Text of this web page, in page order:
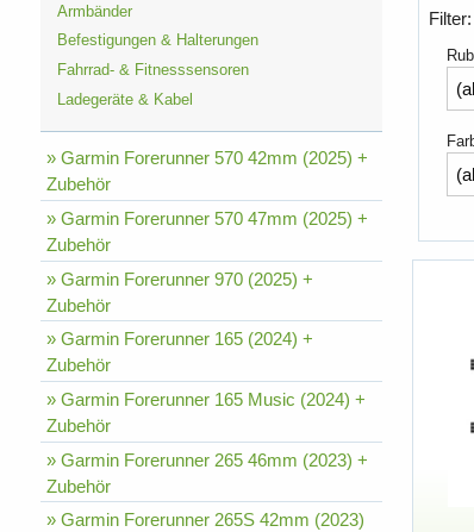
Filter:
Armbänder
Befestigungen & Halterungen
Fahrrad- & Fitnesssensoren
Ladegeräte & Kabel
» Garmin Forerunner 570 42mm (2025) +
Zubehör
» Garmin Forerunner 570 47mm (2025) +
Zubehör
» Garmin Forerunner 970 (2025) +
Zubehör
» Garmin Forerunner 165 (2024) +
Zubehör
» Garmin Forerunner 165 Music (2024) +
Zubehör
» Garmin Forerunner 265 46mm (2023) +
Zubehör
» Garmin Forerunner 265S 42mm (2023)